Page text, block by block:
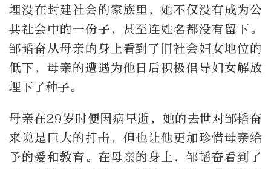
埋没在封建社会的家族里，她不仅没有成为公
共社会中的一份子，甚至连姓名都没有留下。
邹韬奋从母亲的身上看到了旧社会妇女地位的
低下，母亲的遭遇为他日后积极倡导妇女解放
埋下了种子。
母亲在29岁时便因病早逝，她的去世对邹韬奋
来说是巨大的打击，但也让他更加珍惜母亲给
予的爱和教育。在母亲的身上，邹韬奋看到了